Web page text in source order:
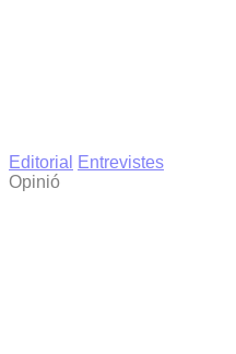
Editorial
Entrevistes
Opinió